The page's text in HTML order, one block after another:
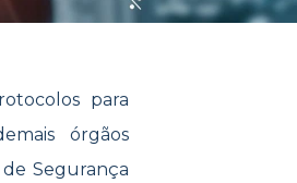
para
órgãos
Segurança